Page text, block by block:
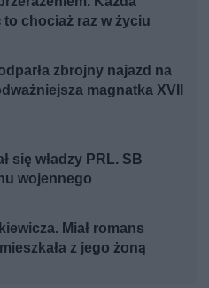
to chociaż raz w życiu
zbrojny najazd na
magnatka XVII
się władzy PRL. SB
wojennego
Miał romans
z jego żoną